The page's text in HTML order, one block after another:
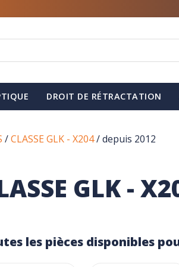
DROIT DE RÉTRACTATION
/CLASSE GLK - X204/ depuis 2012
GLK -
les pièces disponibles